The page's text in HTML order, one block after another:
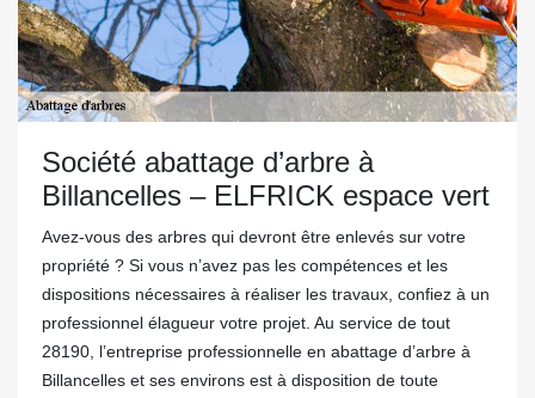
Société abattage d’arbre à
Billancelles – ELFRICK espace vert
Avez-vous des arbres qui devront être enlevés sur votre
propriété ? Si vous n’avez pas les compétences et les
dispositions nécessaires à réaliser les travaux, confiez à un
professionnel élagueur votre projet. Au service de tout
28190, l’entreprise professionnelle en abattage d’arbre à
Billancelles et ses environs est à disposition de toute